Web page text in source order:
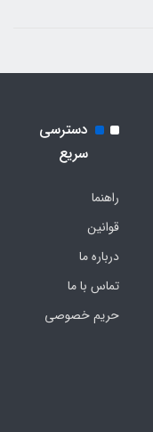
دسترسی
سریع
راهنما
قوانین
درباره ما
تماس با ما
حریم خصوصی